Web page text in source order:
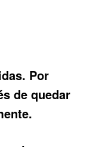
Por
de quedar